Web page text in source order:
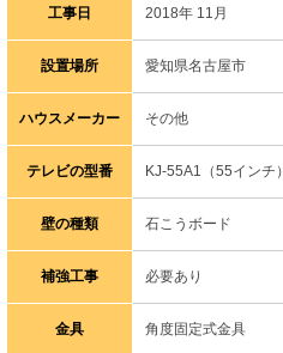
工事日 2018年 11月
設置場所 愛知県名古屋市
ハウスメーカー その他
テレビの型番 KJ-55A1（55インチ）
壁の種類 石こうボード
補強工事 必要あり
金具 角度固定式金具